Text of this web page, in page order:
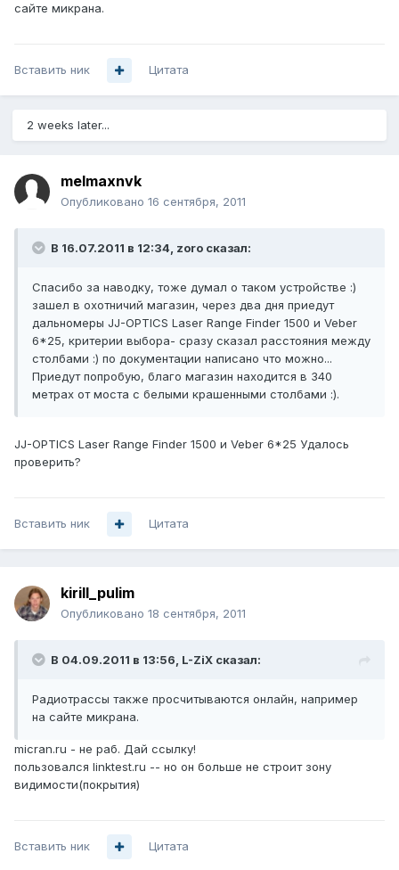
сайте микрана.
Вставить ник Цитата
2 weeks later...
melmaxnvk
Опубликовано 16 сентября, 2011
В 16.07.2011 в 12:34, zoro сказал:
Спасибо за наводку, тоже думал о таком устройстве :)
зашел в охотничий магазин, через два дня приедут
дальномеры JJ-OPTICS Laser Range Finder 1500 и Veber
6*25, критерии выбора- сразу сказал расстояния между
столбами :) по документации написано что можно...
Приедут попробую, благо магазин находится в 340
метрах от моста с белыми крашенными столбами :).
JJ-OPTICS Laser Range Finder 1500 и Veber 6*25 Удалось
проверить?
Вставить ник Цитата
kirill_pulim
Опубликовано 18 сентября, 2011
В 04.09.2011 в 13:56, L-ZiX сказал:
Радиотрассы также просчитываются онлайн, например
на сайте микрана.
micran.ru - не раб. Дай ссылку!
пользовался linktest.ru -- но он больше не строит зону
видимости(покрытия)
Вставить ник Цитата